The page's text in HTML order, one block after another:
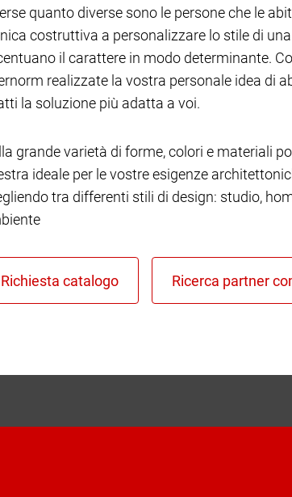
quanto diverse sono le persone che le
costruttiva a personalizzare lo stile di
il carattere in modo determinante.
realizzate la vostra personale idea di
la soluzione più adatta a voi.
grande varietà di forme, colori e materiali
ideale per le vostre esigenze
tra differenti stili di design: studio,